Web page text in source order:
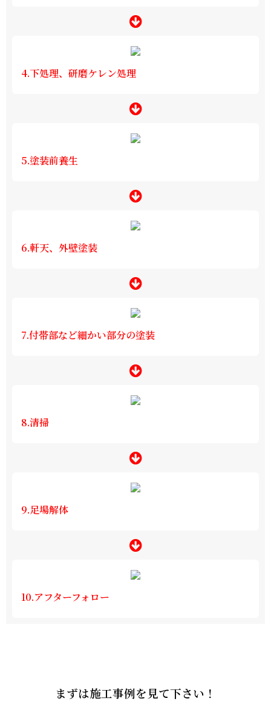
4.下処理、研磨ケレン処理
5.塗装前養生
6.軒天、外壁塗装
7.付帯部など細かい部分の塗装
8.清掃
9.足場解体
10.アフターフォロー
まずは施工事例を見て下さい！